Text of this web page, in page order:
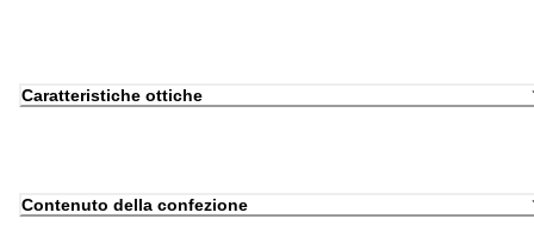
Caratteristiche ottiche
Contenuto della confezione